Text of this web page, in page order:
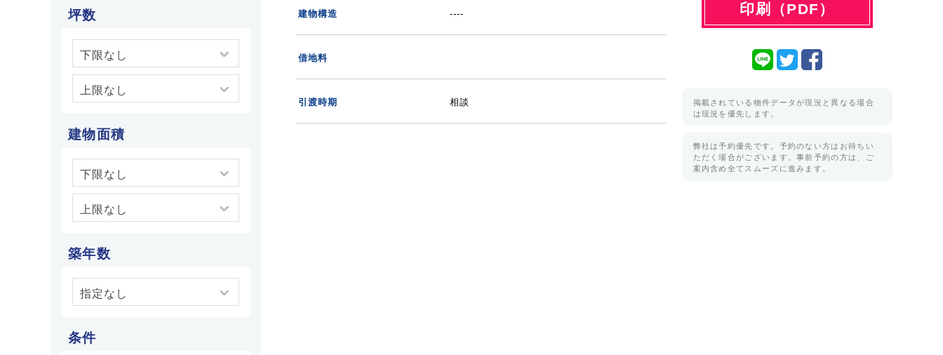
建物構造 ----
借地料
引渡時期 相談
印刷（PDF）
掲載されている物件データが現況と異なる場合
は現況を優先します。
弊社は予約優先です。予約のない方はお待ちい
ただく場合がございます。事前予約の方は、ご
案内含め全てスムーズに進みます。
坪数
建物面積
築年数
条件